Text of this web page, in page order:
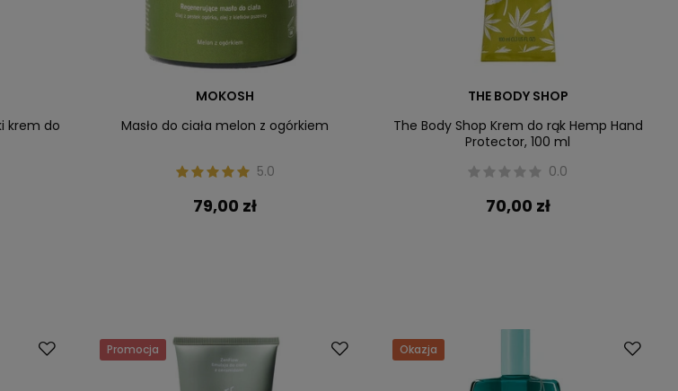
krem do
MOKOSH
Masło do ciała melon z ogórkiem
5.0
79,00 zł
THE BODY SHOP
The Body Shop Krem do rąk Hemp Hand
Protector, 100 ml
0.0
70,00 zł
Promocja Okazja